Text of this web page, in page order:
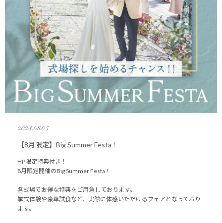
2024.08.05
【8月限定】Big Summer Festa !
HP限定特典付き！
8月限定開催のBig Summer Festa !
各式場でお得な特典をご用意しております。
挙式体験や豪華試食など、実際に体感いただけるフェアとなっており
ます。